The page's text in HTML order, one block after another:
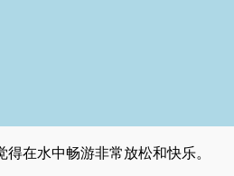
在水中畅游非常放松和快乐。